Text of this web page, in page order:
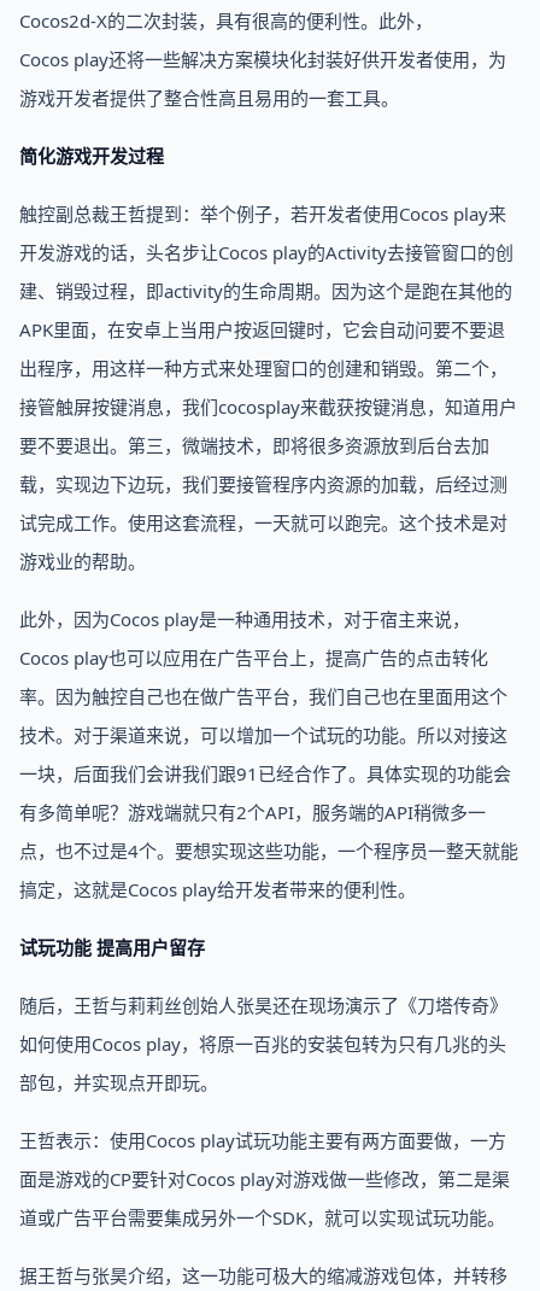
Cocos2d-X的二次封装，具有很高的便利性。此外，
Cocos play还将一些解决方案模块化封装好供开发者使用，为
游戏开发者提供了整合性高且易用的一套工具。
简化游戏开发过程
触控副总裁王哲提到：举个例子，若开发者使用Cocos play来
开发游戏的话，头名步让Cocos play的Activity去接管窗口的创
建、销毁过程，即activity的生命周期。因为这个是跑在其他的
APK里面，在安卓上当用户按返回键时，它会自动问要不要退
出程序，用这样一种方式来处理窗口的创建和销毁。第二个，
接管触屏按键消息，我们cocosplay来截获按键消息，知道用户
要不要退出。第三，微端技术，即将很多资源放到后台去加
载，实现边下边玩，我们要接管程序内资源的加载，后经过测
试完成工作。使用这套流程，一天就可以跑完。这个技术是对
游戏业的帮助。
此外，因为Cocos play是一种通用技术，对于宿主来说，
Cocos play也可以应用在广告平台上，提高广告的点击转化
率。因为触控自己也在做广告平台，我们自己也在里面用这个
技术。对于渠道来说，可以增加一个试玩的功能。所以对接这
一块，后面我们会讲我们跟91已经合作了。具体实现的功能会
有多简单呢？游戏端就只有2个API，服务端的API稍微多一
点，也不过是4个。要想实现这些功能，一个程序员一整天就能
搞定，这就是Cocos play给开发者带来的便利性。
试玩功能 提高用户留存
随后，王哲与莉莉丝创始人张昊还在现场演示了《刀塔传奇》
如何使用Cocos play，将原一百兆的安装包转为只有几兆的头
部包，并实现点开即玩。
王哲表示：使用Cocos play试玩功能主要有两方面要做，一方
面是游戏的CP要针对Cocos play对游戏做一些修改，第二是渠
道或广告平台需要集成另外一个SDK，就可以实现试玩功能。
据王哲与张昊介绍，这一功能可极大的缩减游戏包体，并转移